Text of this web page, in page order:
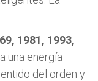
1981, 1993,
una energía
del orden y